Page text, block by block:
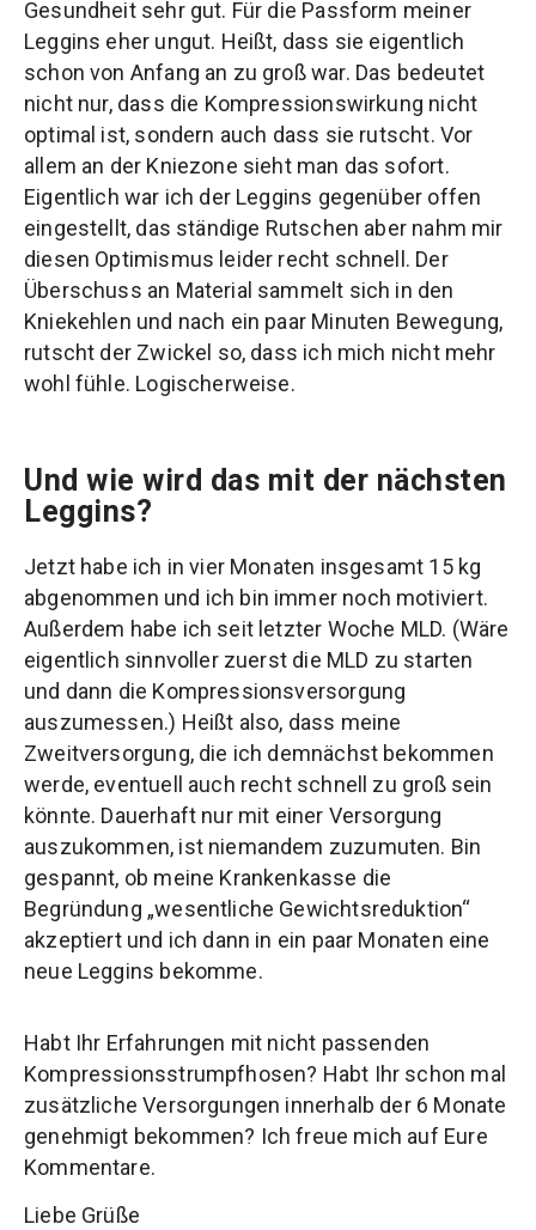
Gesundheit sehr gut. Für die Passform meiner
Leggins eher ungut. Heißt, dass sie eigentlich
schon von Anfang an zu groß war. Das bedeutet
nicht nur, dass die Kompressionswirkung nicht
optimal ist, sondern auch dass sie rutscht. Vor
allem an der Kniezone sieht man das sofort.
Eigentlich war ich der Leggins gegenüber offen
eingestellt, das ständige Rutschen aber nahm mir
diesen Optimismus leider recht schnell. Der
Überschuss an Material sammelt sich in den
Kniekehlen und nach ein paar Minuten Bewegung,
rutscht der Zwickel so, dass ich mich nicht mehr
wohl fühle. Logischerweise.
Und wie wird das mit der nächsten
Leggins?
Jetzt habe ich in vier Monaten insgesamt 15 kg
abgenommen und ich bin immer noch motiviert.
Außerdem habe ich seit letzter Woche MLD. (Wäre
eigentlich sinnvoller zuerst die MLD zu starten
und dann die Kompressionsversorgung
auszumessen.) Heißt also, dass meine
Zweitversorgung, die ich demnächst bekommen
werde, eventuell auch recht schnell zu groß sein
könnte. Dauerhaft nur mit einer Versorgung
auszukommen, ist niemandem zuzumuten. Bin
gespannt, ob meine Krankenkasse die
Begründung „wesentliche Gewichtsreduktion“
akzeptiert und ich dann in ein paar Monaten eine
neue Leggins bekomme.
Habt Ihr Erfahrungen mit nicht passenden
Kompressionsstrumpfhosen? Habt Ihr schon mal
zusätzliche Versorgungen innerhalb der 6 Monate
genehmigt bekommen? Ich freue mich auf Eure
Kommentare.
Liebe Grüße